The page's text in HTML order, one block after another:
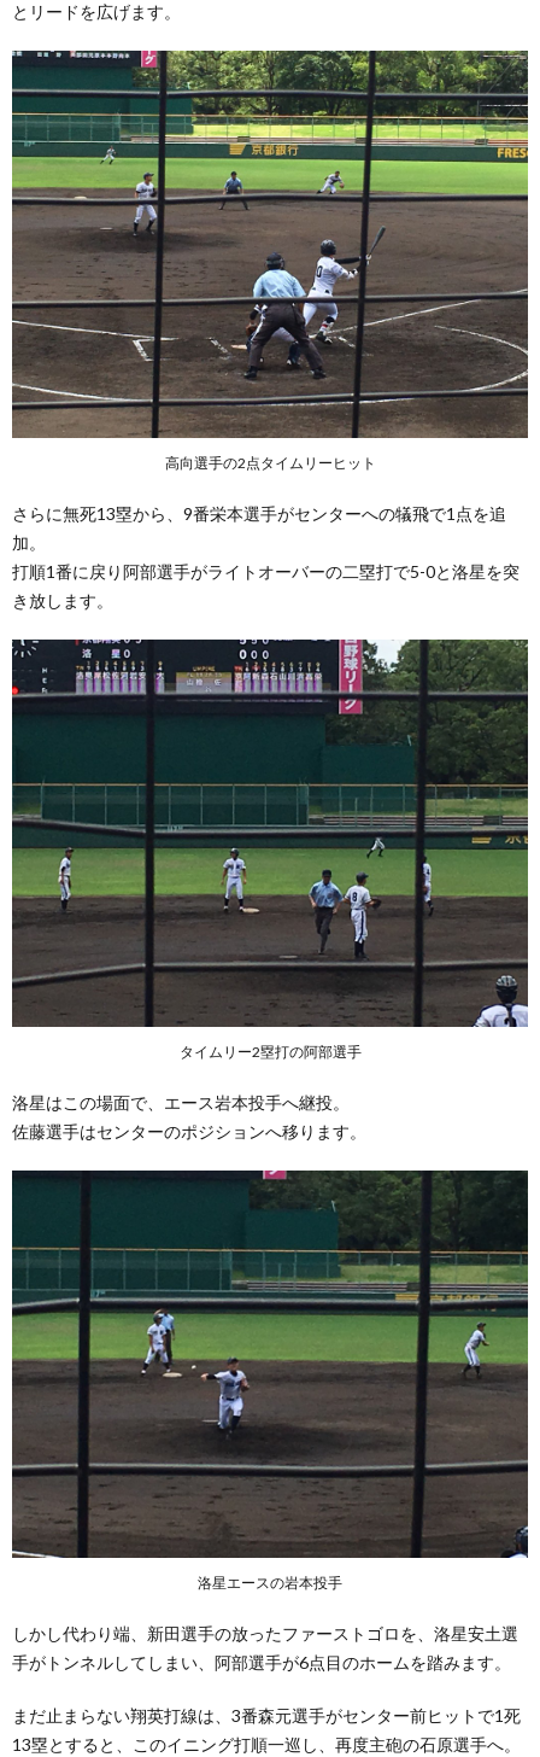
とリードを広げます。
高向選手の2点タイムリーヒット
さらに無死13塁から、9番栄本選手がセンターへの犠飛で1点を追
加。
打順1番に戻り阿部選手がライトオーバーの二塁打で5-0と洛星を突
き放します。
タイムリー2塁打の阿部選手
洛星はこの場面で、エース岩本投手へ継投。
佐藤選手はセンターのポジションへ移ります。
洛星エースの岩本投手
しかし代わり端、新田選手の放ったファーストゴロを、洛星安土選
手がトンネルしてしまい、阿部選手が6点目のホームを踏みます。
まだ止まらない翔英打線は、3番森元選手がセンター前ヒットで1死
13塁とすると、このイニング打順一巡し、再度主砲の石原選手へ。